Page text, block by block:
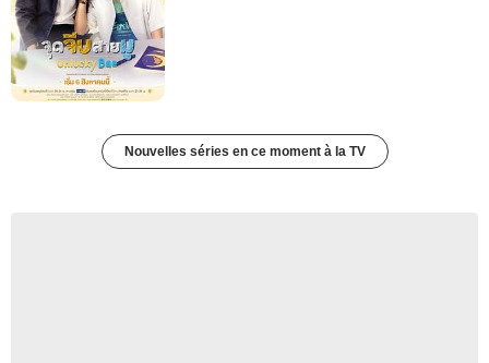
Nouvelles séries en ce moment à la TV